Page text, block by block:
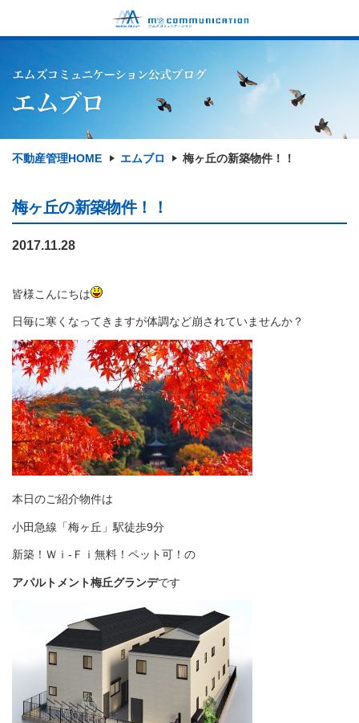
不動産管理HOME エムブロ 梅ヶ丘の新築物件！！
梅ヶ丘の新築物件！！
2017.11.28
皆様こんにちは
日毎に寒くなってきますが体調など崩されていませんか？
本日のご紹介物件は
小田急線「梅ヶ丘」駅徒歩9分
新築！Ｗｉ-Ｆｉ無料！ペット可！の
アパルトメント梅丘グランデです